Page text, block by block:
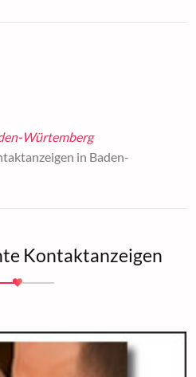
Würtemberg
in Baden-
Kontaktanzeigen